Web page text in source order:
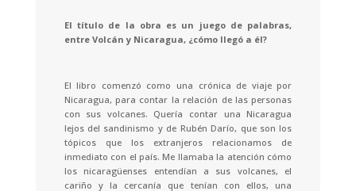
El título de la obra es un juego de palabras,
entre Volcán y Nicaragua, ¿cómo llegó a él?
El libro comenzó como una crónica de viaje por
Nicaragua, para contar la relación de las personas
con sus volcanes. Quería contar una Nicaragua
lejos del sandinismo y de Rubén Darío, que son los
tópicos que los extranjeros relacionamos de
inmediato con el país. Me llamaba la atención cómo
los nicaragüenses entendían a sus volcanes, el
cariño y la cercanía que tenían con ellos, una